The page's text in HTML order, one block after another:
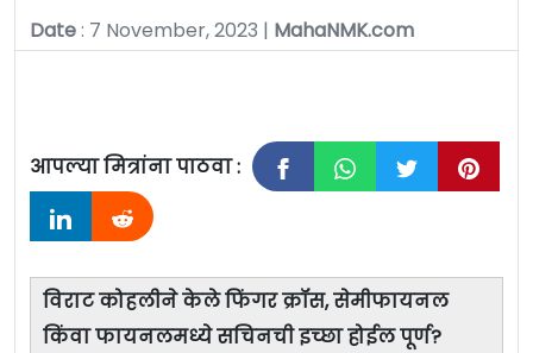
Date: 7 November, 2023 | MahaNMK.com
आपल्या मित्रांना पाठवा :
विराट कोहलीने केले फिंगर क्रॉस, सेमीफायनल
किंवा फायनलमध्ये सचिनची इच्छा होईल पूर्ण?